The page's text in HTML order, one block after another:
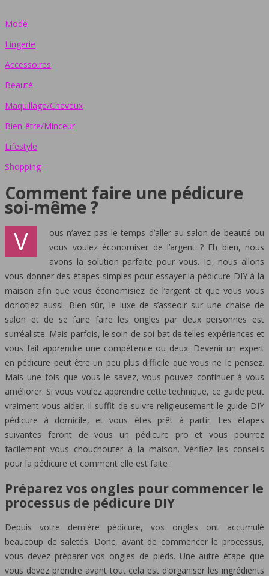
Mode
Lingerie
Accessoires
Beauté
Maquillage/Cheveux
Bien-être/Minceur
Lifestyle
Shopping
Comment faire une pédicure
soi-même ?
V
ous n’avez pas le temps d’aller au salon de beauté ou
vous voulez économiser de l’argent ? Eh bien, nous
avons la solution parfaite pour vous. Ici, nous allons
vous donner des étapes simples pour essayer la pédicure DIY à la
maison afin que vous économisiez de l’argent et que vous vous
dorlotiez aussi. Bien sûr, le luxe de s’asseoir sur une chaise de
salon et de se faire faire les ongles par deux personnes est
surréaliste. Mais parfois, le soin de soi bat de telles expériences et
vous fait apprendre une compétence ou deux. Devenir un expert
en pédicure peut être un peu plus difficile que vous ne le pensez.
Mais une fois que vous le savez, vous pouvez continuer à vous
améliorer. Si vous voulez apprendre cette technique, ce guide peut
vraiment vous aider. Il suffit de suivre religieusement le guide DIY
pédicure à domicile, et vous êtes prêt à partir. Les étapes
suivantes feront de vous un pédicure pro et vous pourrez
facilement vous chouchouter à la maison. Vérifiez les conseils
pour la pédicure et comment elle est faite :
Préparez vos ongles pour commencer le
processus de pédicure DIY
Depuis votre dernière pédicure, vos ongles ont accumulé
beaucoup de saletés. Donc, avant de commencer le processus,
vous devez préparer vos ongles de pieds. Une autre étape que
vous devez prendre avant tout cela est d’organiser les ingrédients